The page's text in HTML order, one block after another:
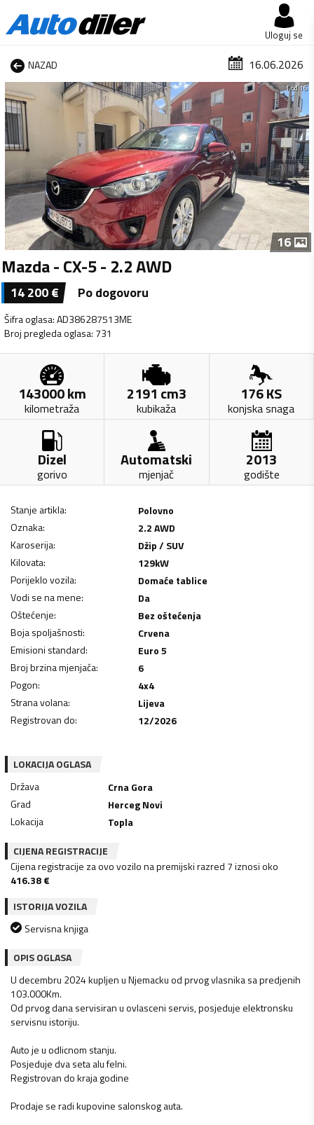
Uloguj se
NAZAD 16.06.2026
1 od 16
16
Mazda - CX-5 - 2.2 AWD
14 200€ Po dogovoru
Šifra oglasa:AD386287513ME
Broj pregleda oglasa: 731
143000km
kilometraža
2191 cm3
kubikaža
176KS
konjska snaga
Dizel
gorivo
Automatski
mjenjač
2013
godište
Stanje artikla:
Polovno
Oznaka:
2.2 AWD
Karoserija:
Džip / SUV
Kilovata: 129kW
Porijeklo vozila:
Domaće tablice
Vodi se na mene:
Da
Oštećenje:
Bez oštećenja
Boja spoljašnosti:
Crvena
Emisioni standard:
Euro 5
Broj brzina mjenjača:
6
Pogon:
4x4
Strana volana:
Lijeva
Registrovan do: 12/2026
LOKACIJA OGLASA
Država
Crna Gora
Grad
Herceg Novi
Lokacija
Topla
CIJENA REGISTRACIJE
Cijena registracije za ovo vozilo na premijski razred 7 iznosi oko
416.38€
ISTORIJA VOZILA
Servisna knjiga
OPIS OGLASA
U decembru 2024 kupljen u Njemacku od prvog vlasnika sa predjenih
103.000Km.
Od prvog dana servisiran u ovlasceni servis, posjeduje elektronsku
servisnu istoriju.
Auto je u odlicnom stanju.
Posjeduje dva seta alu felni.
Registrovan do kraja godine
Prodaje se radi kupovine salonskog auta.